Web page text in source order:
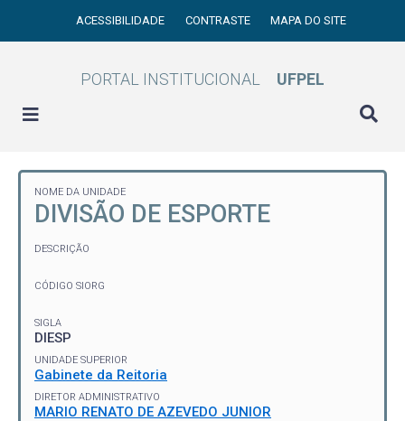
ACESSIBILIDADE CONTRASTE MAPA DO SITE
PORTAL INSTITUCIONAL UFPEL
NOME DA UNIDADE
DIVISÃO DE ESPORTE
DESCRIÇÃO
CÓDIGO SIORG
SIGLA
DIESP
UNIDADE SUPERIOR
Gabinete da Reitoria
DIRETOR ADMINISTRATIVO
MARIO RENATO DE AZEVEDO JUNIOR